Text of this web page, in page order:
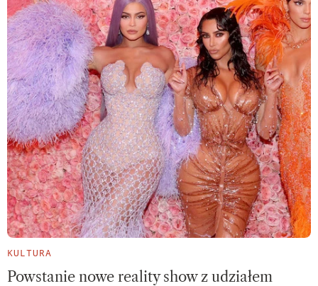
KULTURA
Powstanie nowe reality show z udziałem